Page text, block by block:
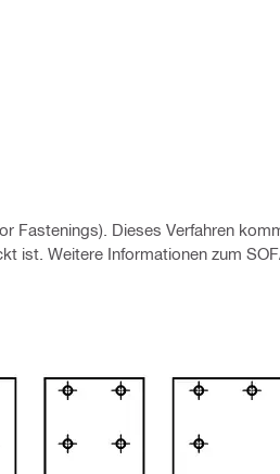
Fastenings). Dieses Verfahren
ist. Weitere Informationen zum